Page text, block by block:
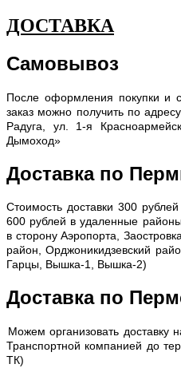
ДОСТАВКА
Самовывоз
После оформления покупки и
заказ можно получить по
Радуга, ул. 1-я
Дымоход»
Доставка по
Стоимость доставки 300
600 рублей в удаленные
в сторону Аэропорта,
район, Орджоникидзевский
Гарцы, Вышка-1, Вышка-2)
Доставка по
Можем организовать
Транспортной компанией до
ТК)